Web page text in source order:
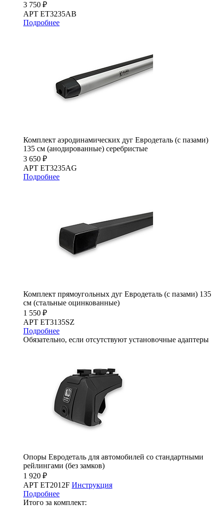
3 750 ₽
АРТ ET3235AB
Подробнее
Комплект аэродинамических дуг Евродеталь (с пазами)
135 см (анодированные) серебристые
3 650 ₽
АРТ ET3235AG
Подробнее
Комплект прямоугольных дуг Евродеталь (с пазами) 135
см (стальные оцинкованные)
1 550 ₽
АРТ ET3135SZ
Подробнее
Обязательно, если отсутствуют установочные адаптеры
Опоры Евродеталь для автомобилей со стандартными
рейлингами (без замков)
1 920 ₽
АРТ ET2012F Инструкция
Подробнее
Итого за комплект: